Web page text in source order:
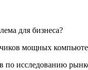
для бизнеса?
мощных
по исследованию